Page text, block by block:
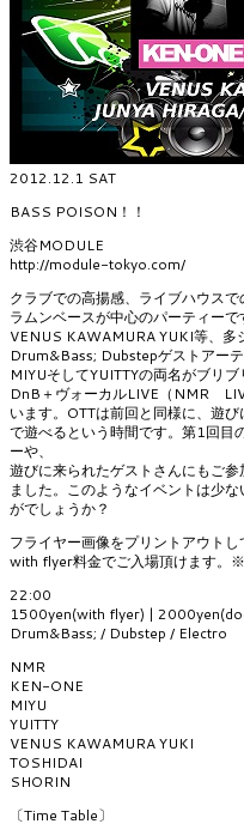
2012.12.1 SAT
BASS POISON！！
渋谷MODULE
http://module-tokyo.com/
クラブでの高揚感、ライブハウス
ラムンベースが中心のパーティー
VENUS KAWAMURA YUKI等、多
Drum&Bass; Dubstepゲストアー
MIYUそしてYUITTYの両名がブリ
DnB＋ヴォーカルLIVE（NMR
います。OTTは前回と同様に、遊
で遊べるという時間です。第1回
ーや、
遊びに来られたゲストさんにもご
ました。このようなイベントは少
がでしょうか？
フライヤー画像をプリントアウトし
with flyer料金でご入場頂けます。
22:00
1500yen(with flyer) |
Drum&Bass; / Dubstep / Electro
NMR
KEN-ONE
MIYU
YUITTY
VENUS KAWAMURA YUKI
TOSHIDAI
SHORIN
〔Time Table〕